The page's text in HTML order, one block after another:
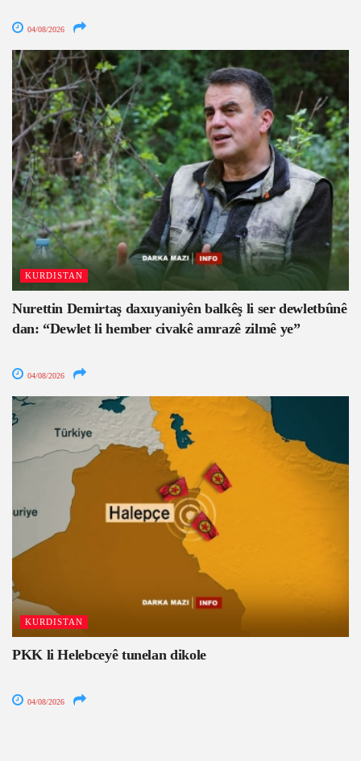
04/08/2026
KURDISTAN
Nurettin Demirtaş daxuyaniyên balkêş li ser dewletbûnê
dan: “Dewlet li hember civakê amrazê zilmê ye”
04/08/2026
KURDISTAN
PKK li Helebceyê tunelan dikole
04/08/2026